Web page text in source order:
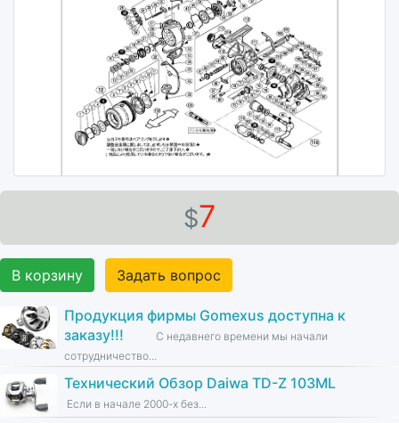
$7
В корзину Задать вопрос
Продукция фирмы Gomexus доступна к
заказу!!!
С недавнего времени мы начали
сотрудничество...
Технический Обзор Daiwa TD-Z 103ML
Если в начале 2000-х без...